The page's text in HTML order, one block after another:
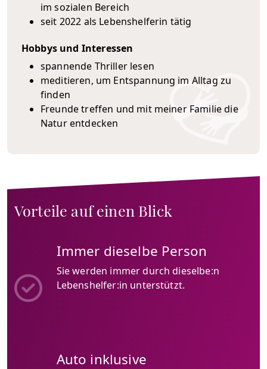
im sozialen Bereich
seit 2022 als Lebenshelferin tätig
Hobbys und Interessen
spannende Thriller lesen
meditieren, um Entspannung im Alltag zu
finden
Freunde treffen und mit meiner Familie die
Natur entdecken
Vorteile auf einen Blick
Immer dieselbe Person
Sie werden immer durch dieselbe:n
Lebenshelfer:in unterstützt.
Auto inklusive